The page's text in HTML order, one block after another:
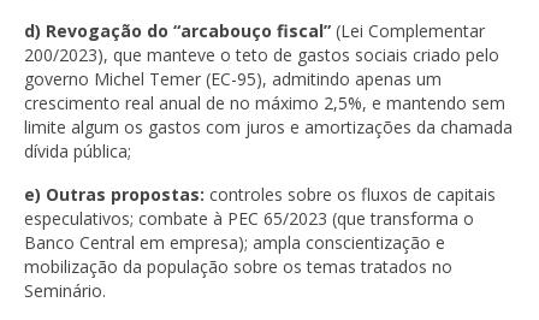
d) Revogação do “arcabouço fiscal” (Lei Complementar
200/2023), que manteve o teto de gastos sociais criado pelo
governo Michel Temer (EC-95), admitindo apenas um
crescimento real anual de no máximo 2,5%, e mantendo sem
limite algum os gastos com juros e amortizações da chamada
dívida pública;
e) Outras propostas: controles sobre os fluxos de capitais
especulativos; combate à PEC 65/2023 (que transforma o
Banco Central em empresa); ampla conscientização e
mobilização da população sobre os temas tratados no
Seminário.